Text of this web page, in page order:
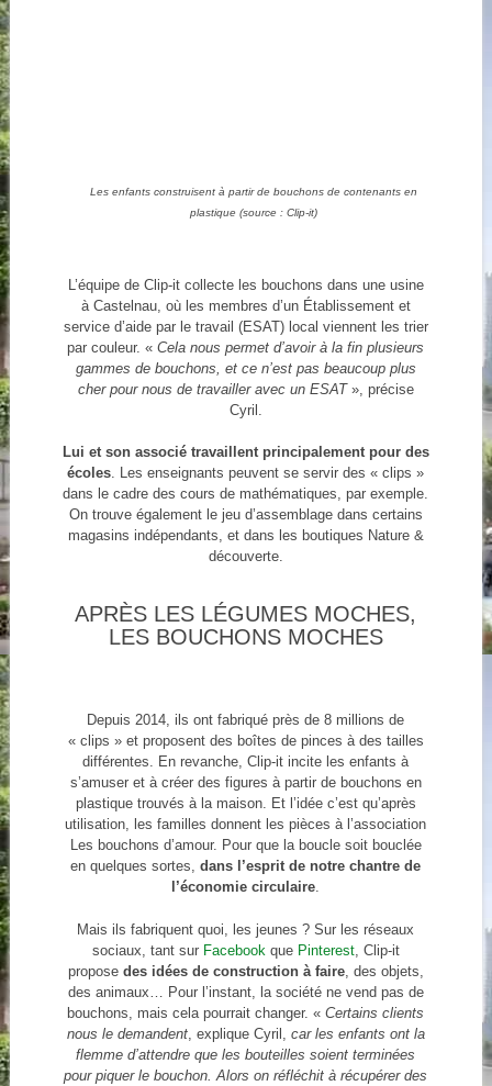
Les enfants construisent à partir de bouchons de contenants en
plastique (source : Clip-it)
L’équipe de Clip-it collecte les bouchons dans une usine
à Castelnau, où les membres d’un Établissement et
service d’aide par le travail (ESAT) local viennent les trier
par couleur. «Cela nous permet d’avoir à la fin plusieurs
gammes de bouchons, et ce n’est pas beaucoup plus
cher pour nous de travailler avec un ESAT », précise
Cyril.
Lui et son associé travaillent principalement pour des
écoles. Les enseignants peuvent se servir des « clips »
dans le cadre des cours de mathématiques, par exemple.
On trouve également le jeu d’assemblage dans certains
magasins indépendants, et dans les boutiques Nature &
découverte.
APRÈS LES LÉGUMES MOCHES,
LES BOUCHONS MOCHES
Depuis 2014, ils ont fabriqué près de 8 millions de
« clips » et proposent des boîtes de pinces à des tailles
différentes. En revanche, Clip-it incite les enfants à
s’amuser et à créer des figures à partir de bouchons en
plastique trouvés à la maison. Et l’idée c’est qu’après
utilisation, les familles donnent les pièces à l’association
Les bouchons d’amour. Pour que la boucle soit bouclée
en quelques sortes,dans l’esprit de notre chantre de
l’économie circulaire.
Mais ils fabriquent quoi, les jeunes ? Sur les réseaux
sociaux, tant sur Facebook que Pinterest, Clip-it
propose des idées de construction à faire, des objets,
des animaux… Pour l’instant, la société ne vend pas de
bouchons, mais cela pourrait changer. «Certains clients
nous le demandent, explique Cyril, car les enfants ont la
flemme d’attendre que les bouteilles soient terminées
pour piquer le bouchon. Alors on réfléchit à récupérer des